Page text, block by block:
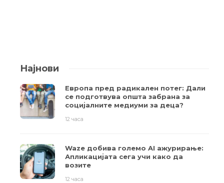
Најнови
Европа пред радикален потег: Дали
се подготвува општа забрана за
социјалните медиуми за деца?
12 часа
Waze добива големо AI ажурирање:
Апликацијата сега учи како да
возите
12 часа